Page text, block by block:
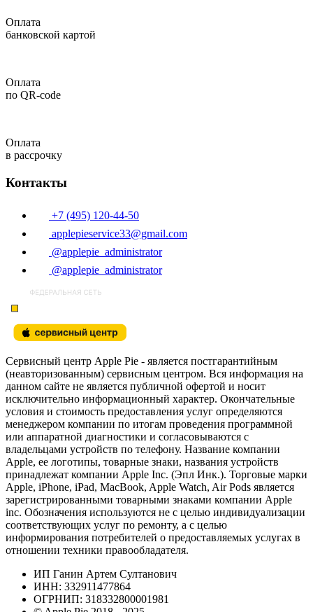
Оплата
банковской картой
Оплата
по QR-code
Оплата
в рассрочку
Контакты
+7 (495) 120-44-50
applepieservice33@gmail.com
@applepie_administrator
@applepie_administrator
Сервисный центр Apple Pie - является постгарантийным
(неавторизованным) сервисным центром. Вся информация на
данном сайте не является публичной офертой и носит
исключительно информационный характер. Окончательные
условия и стоимость предоставления услуг определяются
менеджером компании по итогам проведения программной
или аппаратной диагностики и согласовываются с
владельцами устройств по телефону. Название компании
Apple, ее логотипы, товарные знаки, названия устройств
принадлежат компании Apple Inc. (Эпл Инк.). Торговые марки
Apple, iPhone, iPad, MacBook, Apple Watch, Air Pods является
зарегистрированными товарными знаками компании Apple
inc. Обозначения используются не с целью индивидуализации
соответствующих услуг по ремонту, а с целью
информирования потребителей о предоставляемых услугах в
отношении техники правообладателя.
ИП Ганин Артем Султанович
ИНН: 332911477864
ОГРНИП: 318332800001981